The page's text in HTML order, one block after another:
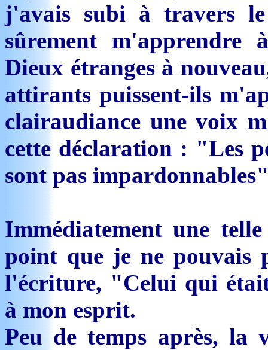
j'avais subi à travers
sûrement
Dieux étranges à
attirants puissent-ils
clairaudiance une voix
cette déclaration : "Les
sont pas
Immédiatement une
point que je ne pouvais
l'écriture, "Celui qui
à mon esprit.
Peu de temps après, la